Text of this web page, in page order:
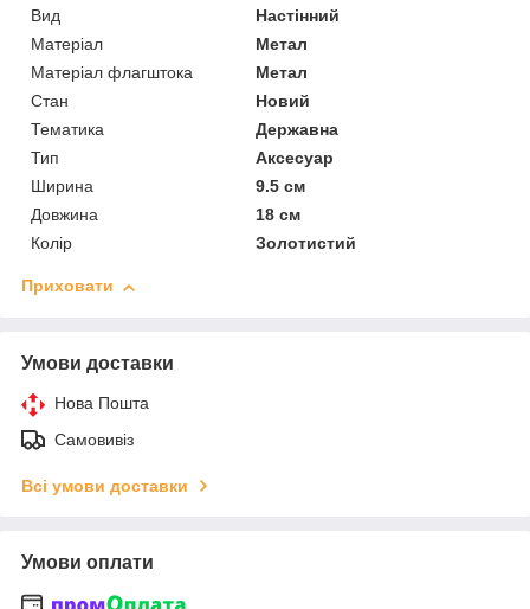
Вид
Настінний
Матеріал
Метал
Матеріал флагштока
Метал
Стан
Новий
Тематика
Державна
Тип
Аксесуар
Ширина
9.5 см
Довжина
18 см
Колір
Золотистий
Приховати
Умови доставки
Нова Пошта
Самовивіз
Всі умови доставки
Умови оплати